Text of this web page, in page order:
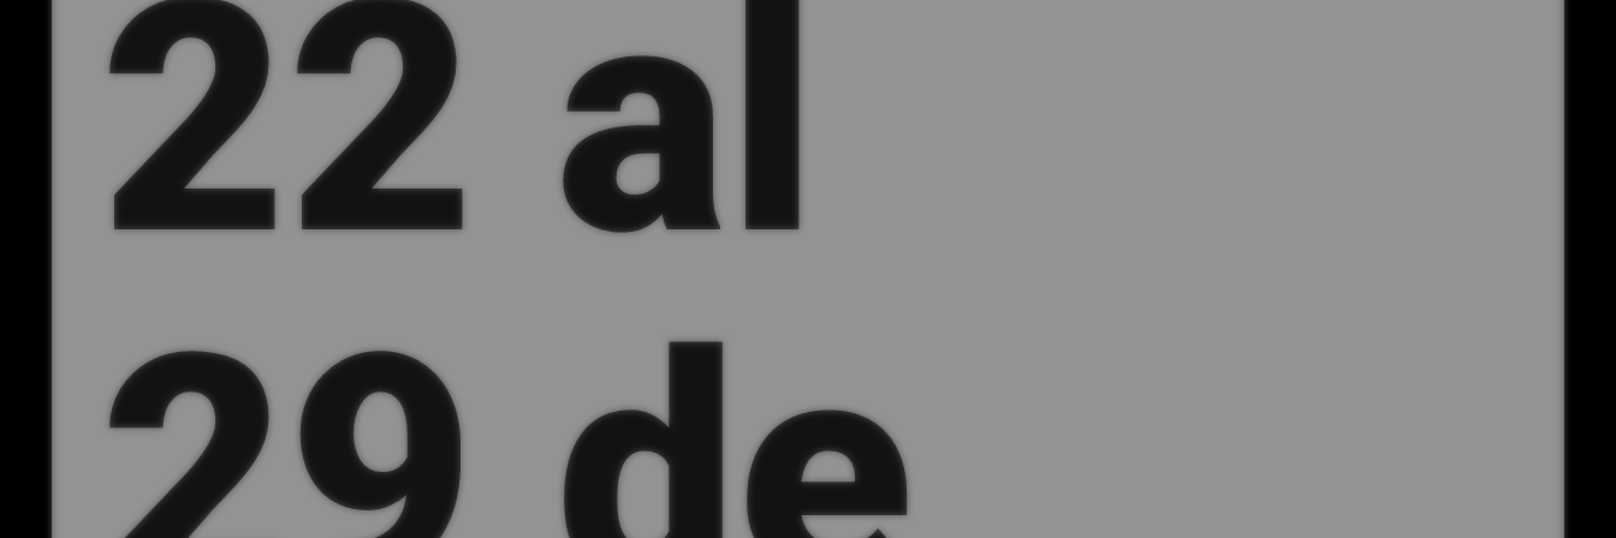
22 al